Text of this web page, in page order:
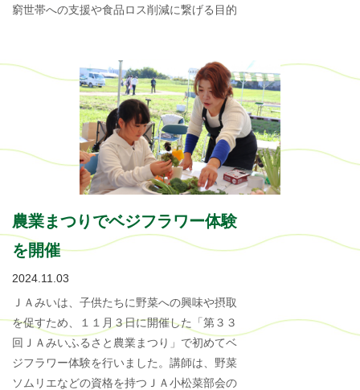
窮世帯への支援や食品ロス削減に繋げる目的
農業まつりでベジフラワー体験
を開催
2024.11.03
ＪＡみいは、子供たちに野菜への興味や摂取
を促すため、１１月３日に開催した「第３３
回ＪＡみいふるさと農業まつり」で初めてベ
ジフラワー体験を行いました。講師は、野菜
ソムリエなどの資格を持つＪＡ小松菜部会の